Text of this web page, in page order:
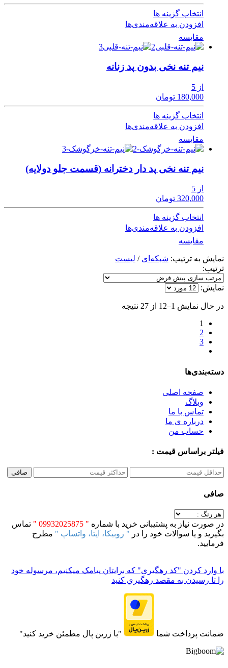
انتخاب گزینه ها
افزودن به علاقه‌مندی‌ها
مقایسه
نیم تنه نخی بدون پد زنانه
از 5
180,000 تومان
انتخاب گزینه ها
افزودن به علاقه‌مندی‌ها
مقایسه
نیم تنه نخی پد دار دخترانه (قسمت جلو دولایه)
از 5
320,000 تومان
انتخاب گزینه ها
افزودن به علاقه‌مندی‌ها
مقایسه
نمایش به ترتیب: شبکه‌ای / لیست
ترتیب:
نمایش:
در حال نمایش 1–12 از 27 نتیجه
1
2
3
دسته‌بندی‌ها
صفحه اصلی
وبلاگ
تماس با ما
درباره ی ما
حساب من
فیلتر براساس قیمت :
صافی
صافی
در صورت نیاز به پشتیبانی خرید با شماره " 09932025875 "
تماس
بگیرید و یا سوالات خود را در " روبیکا، ایتا، واتساپ " مطرح
فرمایید.
با وارد کردن "کد رهگیری" که برایتان پیامک میکنیم، مرسوله خود
را تا رسيدن به مقصد رهگيري کنيد
ضمانت پرداخت شما "با زرین پال مطمئن خرید کنید"